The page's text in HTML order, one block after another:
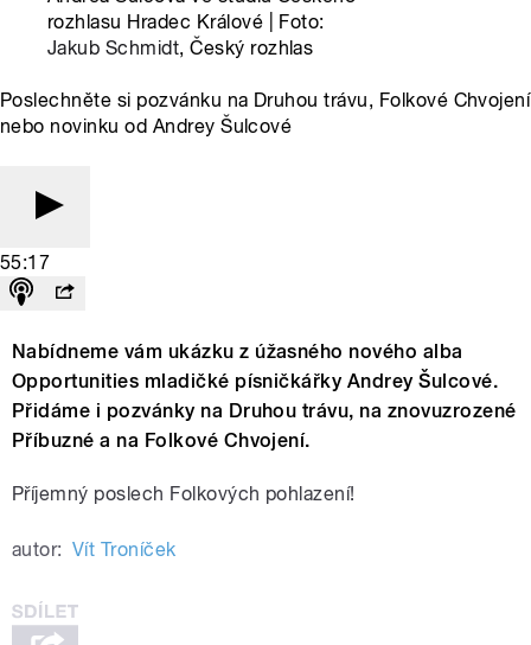
rozhlasu Hradec Králové | Foto:
Jakub Schmidt, Český rozhlas
Poslechněte si pozvánku na Druhou trávu, Folkové Chvojení
nebo novinku od Andrey Šulcové
55:17
Nabídneme vám ukázku z úžasného nového alba
Opportunities mladičké písničkářky Andrey Šulcové.
Přidáme i pozvánky na Druhou trávu, na znovuzrozené
Příbuzné a na Folkové Chvojení.
Příjemný poslech Folkových pohlazení!
autor: Vít Troníček